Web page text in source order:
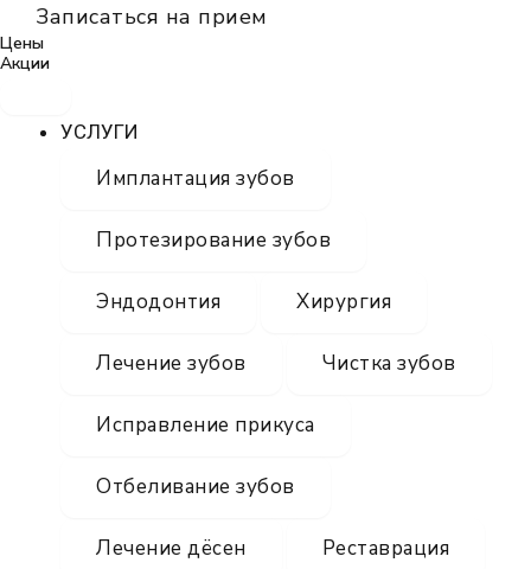
Записаться на прием
Цены
Акции
УСЛУГИ
Имплантация зубов
Протезирование зубов
Эндодонтия Хирургия
Лечение зубов Чистка зубов
Исправление прикуса
Отбеливание зубов
Лечение дёсен Реставрация